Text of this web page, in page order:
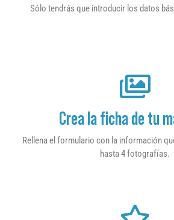
Sólo tendrás que introducir los datos
Crea la ficha de tu
Rellena el formulario con la información
hasta 4 fotografías.